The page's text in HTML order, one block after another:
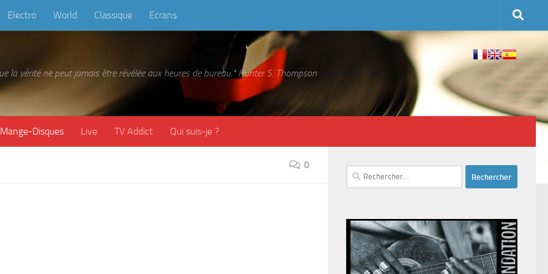
Electro World Classique Ecrans
la vérité ne peut jamais être révélée aux heures de bureau." Hunter S. Thompson
Mange-Disques Live TV Addict Qui suis-je ?
0
Rechercher :